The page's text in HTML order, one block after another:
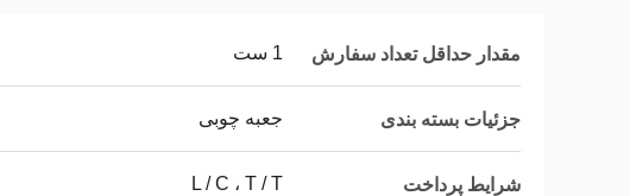
مقدار حداقل تعداد سفارش 1 ست
جزئیات بسته بندی جعبه چوبی
شرایط پرداخت L / C ، T / T